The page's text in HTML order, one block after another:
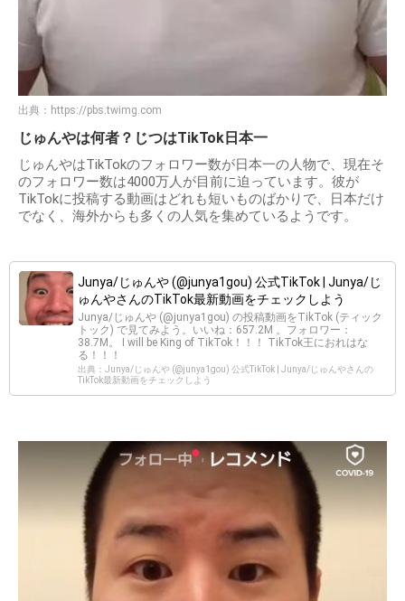
出典： https://pbs.twimg.com
じゅんやは何者？じつはTikTok日本一
じゅんやはTikTokのフォロワー数が日本一の人物で、現在そ
のフォロワー数は4000万人が目前に迫っています。彼が
TikTokに投稿する動画はどれも短いものばかりで、日本だけ
でなく、海外からも多くの人気を集めているようです。
Junya/じゅんや (@junya1gou) 公式TikTok | Junya/じ
ゅんやさんのTikTok最新動画をチェックしよう
Junya/じゅんや (@junya1gou) の投稿動画をTikTok (ティック
トック) で見てみよう。いいね：657.2M 。フォロワー：
38.7M。 I will be King of TikTok！！！ TikTok王におれはな
る！！！
出典：Junya/じゅんや (@junya1gou) 公式TikTok | Junya/じゅんやさんの
TikTok最新動画をチェックしよう